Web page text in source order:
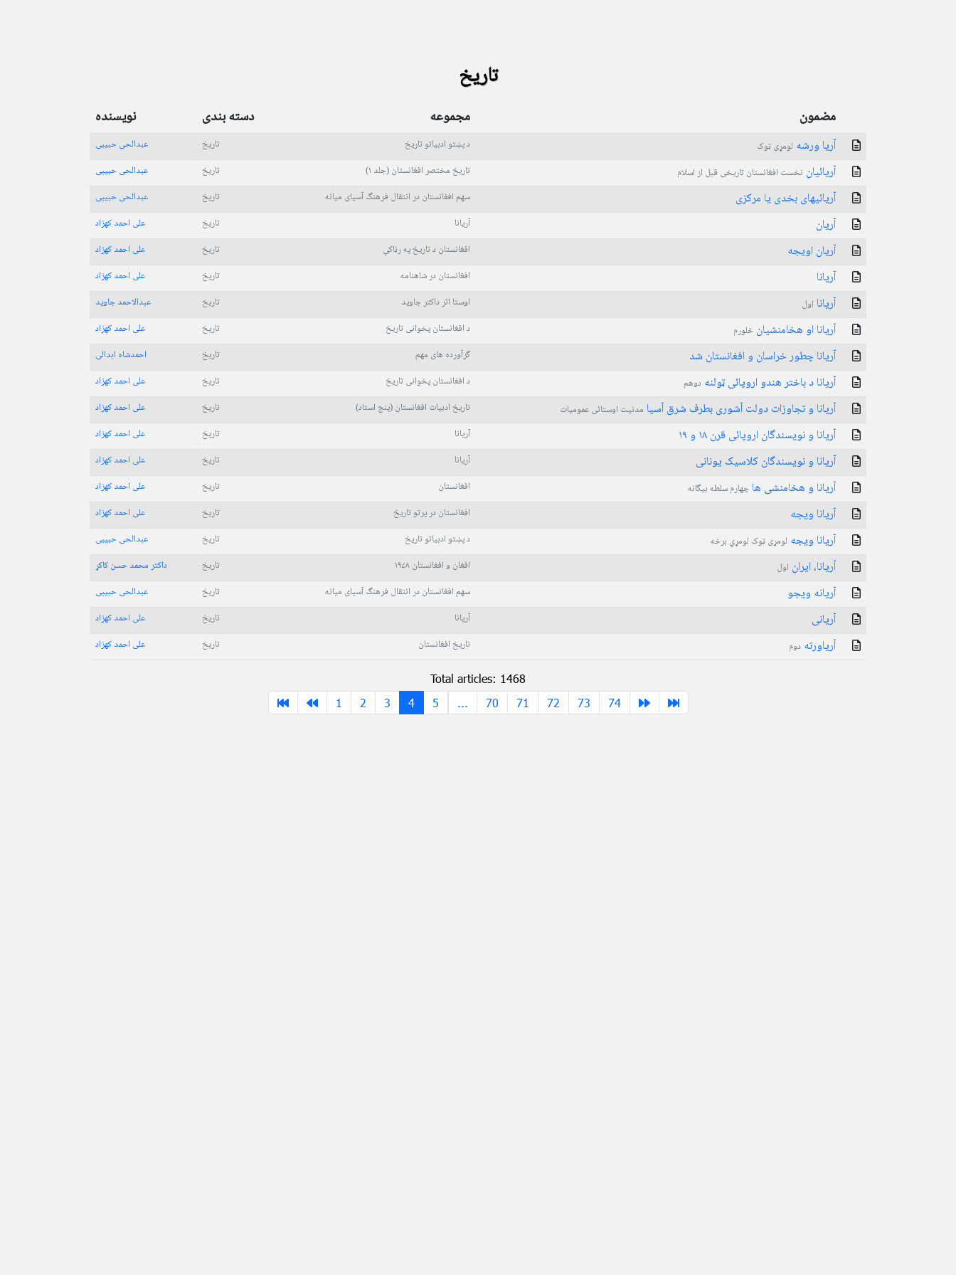
تاریخ
مضمون مجموعه دسته بندی نویسنده
آریا ورشه لومړی ټوک د پښتو ادبیاتو تاریخ تاریخ عبدالحی حبیبی
آریائیان نخست افغانستان تاریخی قبل از اسلام تاریخ مختصر افغانستان (جلد ۱) تاریخ عبدالحی حبیبی
آریائیهای بخدی یا مرکزی سهم افغانستان در انتقال فرهنگ آسیای میانه تاریخ عبدالحی حبیبی
آریان آریانا تاریخ علی احمد کهزاد
آریان اویجه افغانستان د تاریخ په رڼاکې تاریخ علی احمد کهزاد
آریانا افغانستان در شاهنامه تاریخ علی احمد کهزاد
آریانا اول اوستا اثر داکتر جاوید تاریخ عبدالاحمد جاوید
آریانا او هخامنشیان څلورم د افغانستان پخوانی تاریخ تاریخ علی احمد کهزاد
آریانا چطور خراسان و افغانستان شد گرآورده های مهم تاریخ احمدشاه ابدالی
آریانا د باختر هندو اروپائی ټولنه دوهم د افغانستان پخوانی تاریخ تاریخ علی احمد کهزاد
آریانا و تجاوزات دولت آشوری بطرف شرق آسیا مدنیت اوستائی عمومیات تاریخ ادبیات افغانستان (پنج استاد) تاریخ علی احمد کهزاد
آریانا و نویسندگان اروپائی قرن ۱۸ و ۱۹ آریانا تاریخ علی احمد کهزاد
آریانا و نویسندگان کلاسیک یونانی آریانا تاریخ علی احمد کهزاد
آریانا و هخامنشی ها چهارم سلطه بیگانه افغانستان تاریخ علی احمد کهزاد
آریانا ویجه افغانستان در پرتو تاریخ تاریخ علی احمد کهزاد
آریانا ويجه لومړی ټوک لومړي برخه د پښتو ادبیاتو تاریخ تاریخ عبدالحی حبیبی
آریانا، ایران اول افغان و افغانستان ۱۹۷۸ تاریخ داکتر محمد حسن کاکړ
آریانه ویجو سهم افغانستان در انتقال فرهنگ آسیای میانه تاریخ عبدالحی حبیبی
آریانی آریانا تاریخ علی احمد کهزاد
آریاورته دوم تاریخ افغانستان تاریخ علی احمد کهزاد
Total articles: 1468
1
2 3 4 5 ... 70 71 72 73 74